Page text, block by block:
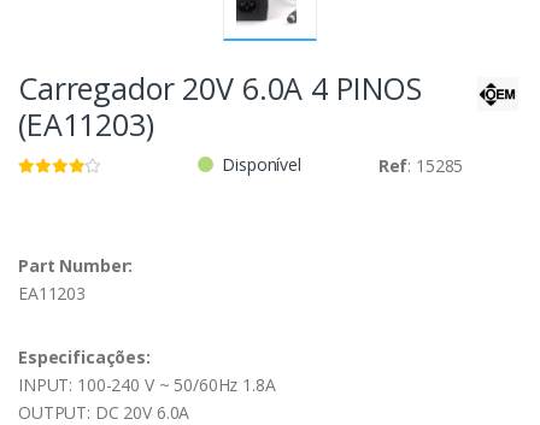
Carregador 20V 6.0A 4 PINOS
(EA11203)
Disponível Ref: 15285
Part Number:
EA11203
Especificações:
INPUT: 100-240 V ~ 50/60Hz 1.8A
OUTPUT: DC 20V 6.0A